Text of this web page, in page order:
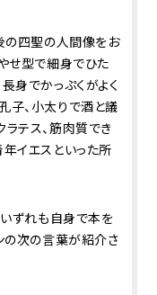
の四聖の人間像をお
せ型で細身でひた
身でかっぷくがよく
、小太りで酒と議
テス、筋肉質でき
イエスといった所
いずれも自身で本を
の次の言葉が紹介さ